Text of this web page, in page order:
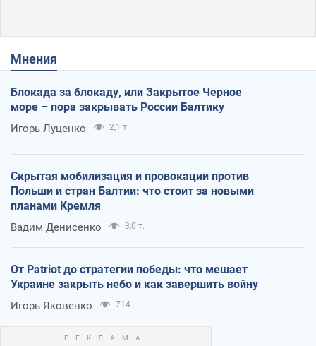
Мнения
Блокада за блокаду, или Закрытое Черное
море – пора закрывать России Балтику
Игорь Луценко 2,1 т.
Скрытая мобилизация и провокации против
Польши и стран Балтии: что стоит за новыми
планами Кремля
Вадим Денисенко 3,0 т.
От Patriot до стратегии победы: что мешает
Украине закрыть небо и как завершить войну
Игорь Яковенко 714